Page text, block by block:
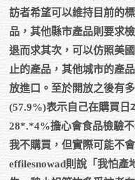
訪者希望可以維持目前的
品，其他縣市產品則要求
退而求其次，可以仿照美
止的產品，其他城市的產
放進口。至於開放之後有
(57.9%)表示自己在購買日
28*.*4%擔心會食品檢驗
我不購買，但實際可能不
effilesnowad則說「我怕產